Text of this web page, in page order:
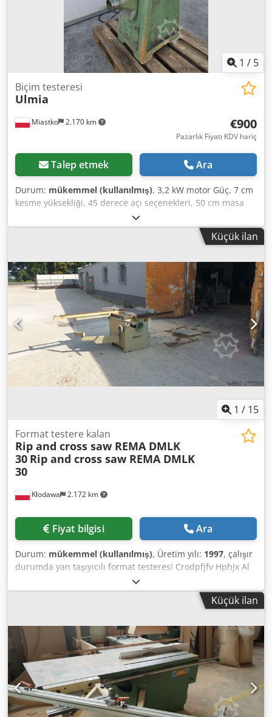
1 / 5
Miastko 2.170 km
Biçim testeresi
Ulmia
€900
Pazarlık Fiyatı KDV hariç
Talep etmek Ara
Durum: mükemmel (kullanılmış), 3,2 kW motor Güç, 7 cm
kesme yüksekliği, 45 derece açı seçenekleri, 50 cm masa
genişliği, 60 cm masa uzunluğu. Credpfx Alsy Aagpe Rjf
Küçük ilan
1 / 15
Kłodawa 2.172 km
Format testere kalan
Rip and cross saw REMA DMLK
30 Rip and cross saw REMA DMLK
30
Fiyat bilgisi Ara
Durum: mükemmel (kullanılmış), Üretim yılı: 1997, çalışır
durumda yan taşıyıcılı format testeresi Crodpfjfv Hphjx Al
Küçük ilan